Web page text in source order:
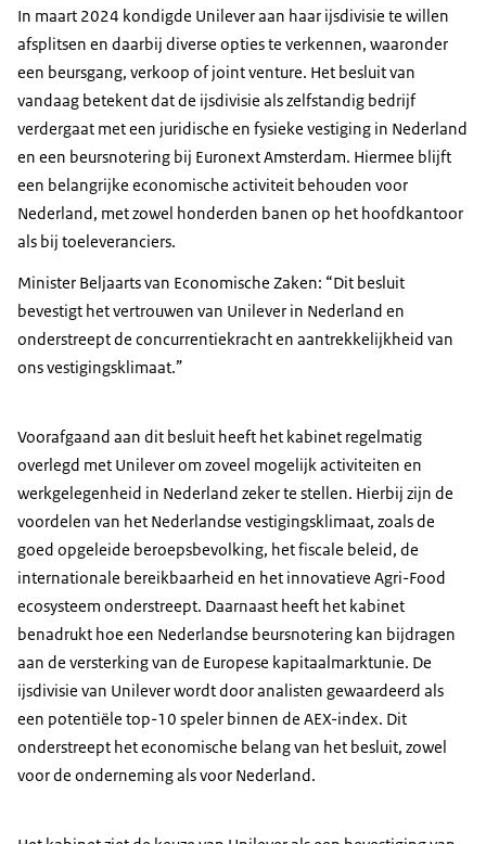
In maart 2024 kondigde Unilever aan haar ijsdivisie te willen
afsplitsen en daarbij diverse opties te verkennen, waaronder
een beursgang, verkoop of joint venture. Het besluit van
vandaag betekent dat de ijsdivisie als zelfstandig bedrijf
verdergaat met een juridische en fysieke vestiging in Nederland
en een beursnotering bij Euronext Amsterdam. Hiermee blijft
een belangrijke economische activiteit behouden voor
Nederland, met zowel honderden banen op het hoofdkantoor
als bij toeleveranciers.
Minister Beljaarts van Economische Zaken: “Dit besluit
bevestigt het vertrouwen van Unilever in Nederland en
onderstreept de concurrentiekracht en aantrekkelijkheid van
ons vestigingsklimaat.”
Voorafgaand aan dit besluit heeft het kabinet regelmatig
overlegd met Unilever om zoveel mogelijk activiteiten en
werkgelegenheid in Nederland zeker te stellen. Hierbij zijn de
voordelen van het Nederlandse vestigingsklimaat, zoals de
goed opgeleide beroepsbevolking, het fiscale beleid, de
internationale bereikbaarheid en het innovatieve Agri-Food
ecosysteem onderstreept. Daarnaast heeft het kabinet
benadrukt hoe een Nederlandse beursnotering kan bijdragen
aan de versterking van de Europese kapitaalmarktunie. De
ijsdivisie van Unilever wordt door analisten gewaardeerd als
een potentiële top-10 speler binnen de AEX-index. Dit
onderstreept het economische belang van het besluit, zowel
voor de onderneming als voor Nederland.